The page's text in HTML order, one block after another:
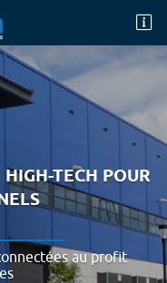
HIGH-TECH POUR
au profit